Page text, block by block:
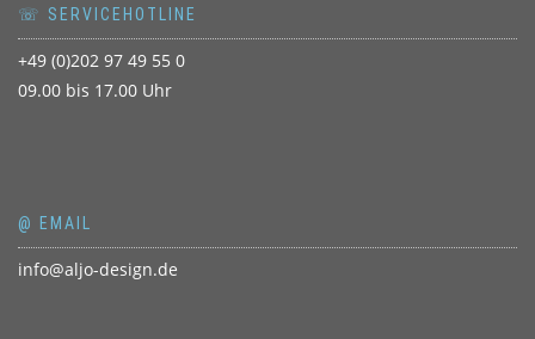
☏ SERVICEHOTLINE
+49 (0)202 97 49 55 0
09.00 bis 17.00 Uhr
@ EMAIL
info@aljo-design.de